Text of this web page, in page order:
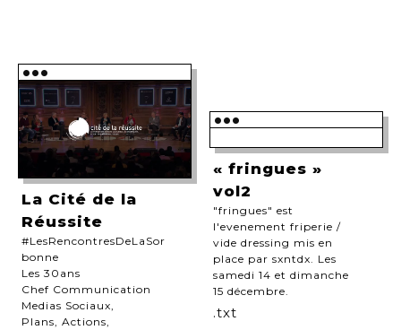
•••
La Cité de la
Réussite
#LesRencontresDeLaSor
bonne
Les 30ans
Chef Communication
Medias Sociaux,
Plans, Actions,
•••
« fringues »
vol2
"fringues" est
l'evenement friperie /
vide dressing mis en
place par sxntdx. Les
samedi 14 et dimanche
15 décembre.
.txt